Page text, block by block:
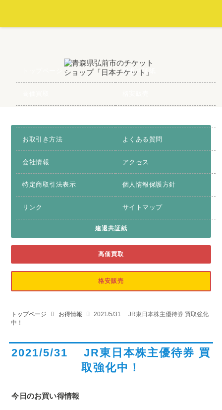
建退共証紙
お取引き方法 よくある質問
会社情報 アクセス
特定商取引法表示 個人情報保護方針
リンク サイトマップ
建退共証紙
高価買取
格安販売
トップページ お得情報
2021/5/31 JR東日本株主優待券 買取強化
中！
2021/5/31 JR東日本株主優待券 買
取強化中！
今日のお買い得情報